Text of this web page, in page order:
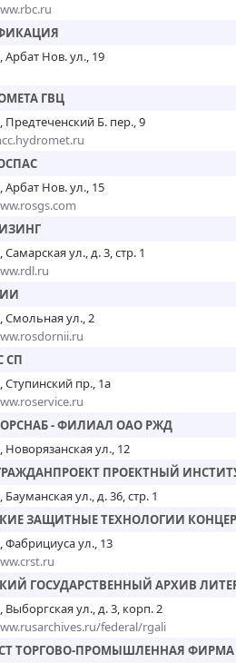
Нов. ул., 19
ГВЦ
Б. пер., 9
Нов. ул., 15
ул., д. 3, стр. 1
ул., 2
СП
пр., 1а
- ФИЛИАЛ ОАО РЖД
ул., 12
ПРОЕКТНЫЙ
ул., д. 36, стр. 1
ЗАЩИТНЫЕ ТЕХНОЛОГИИ
ул., 13
ГОСУДАРСТВЕННЫЙ АРХИВ
ул., д. 3, корп. 2
federal/rgali
ТОРГОВО-ПРОМЫШЛЕННАЯ ФИРМА